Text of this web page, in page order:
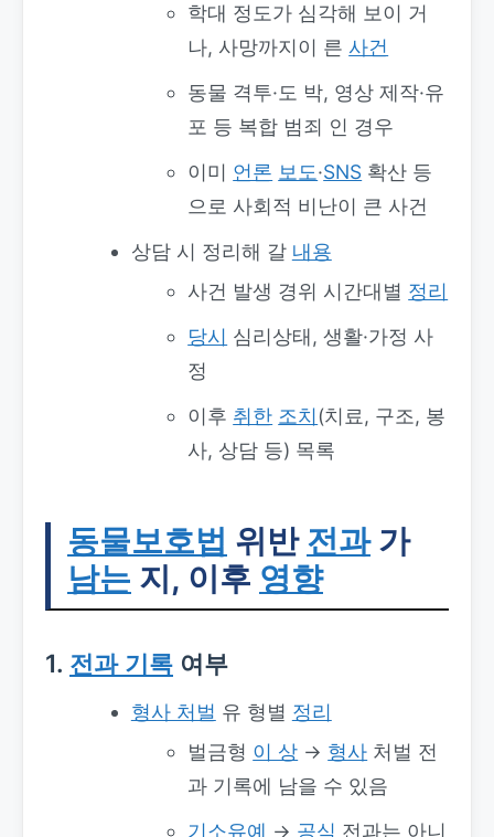
학대 정도가 심각해 보이 거
나, 사망까지이 른 사건
동물 격투·도 박, 영상 제작·유
포 등 복합 범죄 인 경우
이미 언론 보도·SNS 확산 등
으로 사회적 비난이 큰 사건
상담 시 정리해 갈 내용
사건 발생 경위 시간대별 정리
당시 심리상태, 생활·가정 사
정
이후 취한 조치 (치료, 구조, 봉
사, 상담 등) 목록
동물보호법 위반 전과가
남는 지, 이후 영향
1. 전과 기록 여부
형사 처벌 유 형별 정리
벌금형 이 상 → 형사 처벌 전
과 기록에 남을 수 있음
기소유예 → 공식 전과는 아니